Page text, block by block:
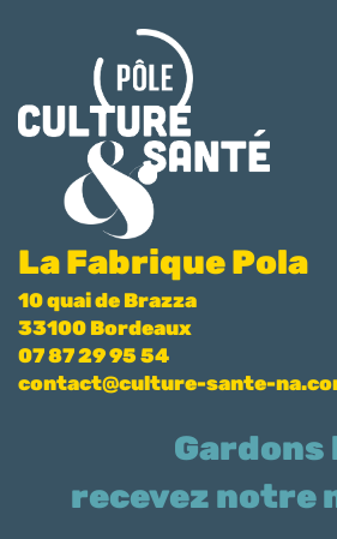
La Fabrique Pola
10 quai de Brazza
33100 Bordeaux
07 87 29 95 54
contact@culture-sante-
recevez notre